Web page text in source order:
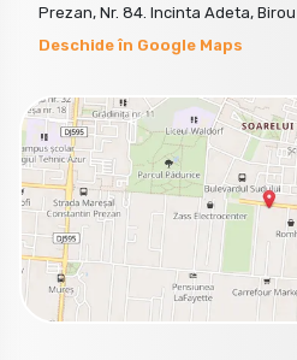
Prezan, Nr. 84. Incinta Adeta, Birou
Deschide în Google Maps